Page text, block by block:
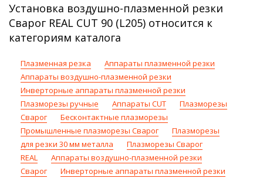
Установка воздушно-плазменной резки
Сварог REAL CUT 90 (L205) относится к
категориям каталога
Плазменная резка
Аппараты плазменной резки
Аппараты воздушно-плазменной резки
Инверторные аппараты плазменной резки
Плазморезы ручные
Аппараты CUT
Плазморезы
Сварог
Бесконтактные плазморезы
Промышленные плазморезы Сварог
Плазморезы
для резки 30 мм металла
Плазморезы Сварог
REAL
Аппараты воздушно-плазменной резки
Сварог
Инверторные аппараты плазменной резки